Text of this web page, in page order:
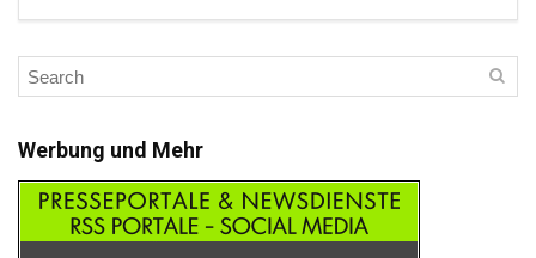
Werbung und Mehr